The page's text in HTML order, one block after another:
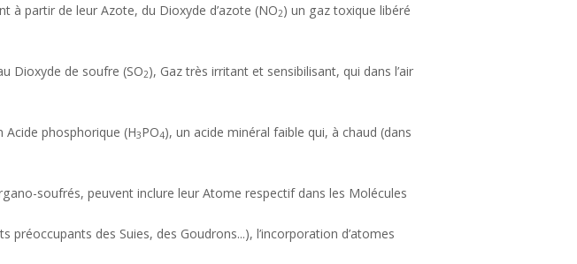
partir de leur Azote, du Dioxyde d’azote (NO2) un gaz toxique libéré
Dioxyde de soufre (SO2), Gaz très irritant et sensibilisant, qui dans l’air
Acide phosphorique (H3PO4), un acide minéral faible qui, à chaud (dans
soufrés, peuvent inclure leur Atome respectif dans les Molécules
des Suies, des Goudrons...), l’incorporation d’atomes